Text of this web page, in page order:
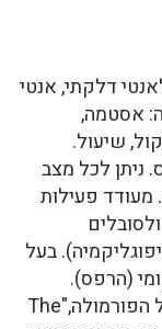
דלקתי, אנטי
אסטמה,
שיעול.
ניתן לכל מצב
פעילות
בעל
(הרפס).
ברפואה הסינית צמח זה נחשב למאזן של הפורמולה,"The